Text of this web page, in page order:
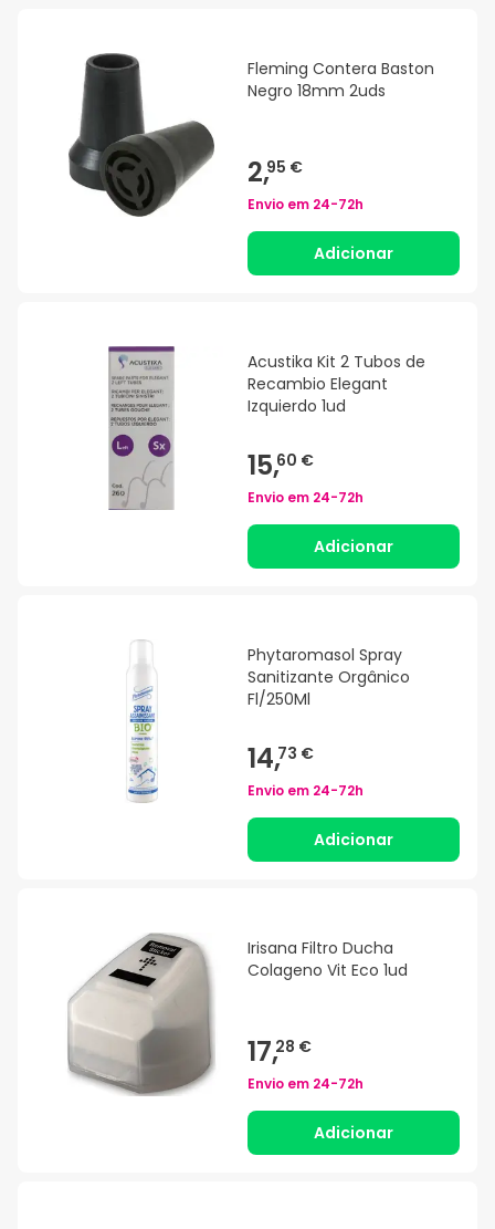
Fleming Contera Baston
Negro 18mm 2uds
2,95 €
Envio em 24-72h
Adicionar
Acustika Kit 2 Tubos de
Recambio Elegant
Izquierdo 1ud
15,60 €
Envio em 24-72h
Adicionar
Phytaromasol Spray
Sanitizante Orgânico
Fl/250Ml
14,73 €
Envio em 24-72h
Adicionar
Irisana Filtro Ducha
Colageno Vit Eco 1ud
17,28 €
Envio em 24-72h
Adicionar